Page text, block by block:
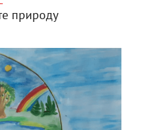
природу